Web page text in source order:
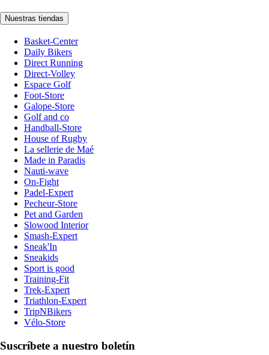
Nuestras tiendas
Basket-Center
Daily Bikers
Direct Running
Direct-Volley
Espace Golf
Foot-Store
Galope-Store
Golf and co
Handball-Store
House of Rugby
La sellerie de Maé
Made in Paradis
Nauti-wave
On-Fight
Padel-Expert
Pecheur-Store
Pet and Garden
Slowood Interior
Smash-Expert
Sneak'In
Sneakids
Sport is good
Training-Fit
Trek-Expert
Triathlon-Expert
TripNBikers
Vélo-Store
Suscríbete a nuestro boletín